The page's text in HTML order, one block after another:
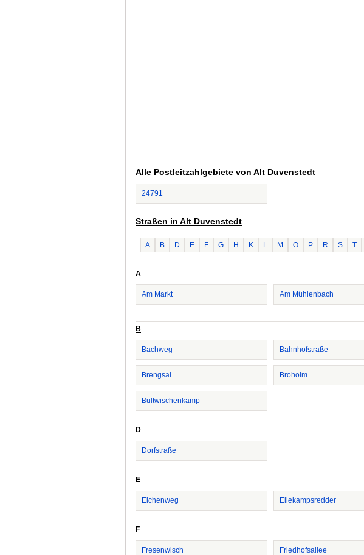
Alle Postleitzahlgebiete von Alt Duvenstedt
24791
Straßen in Alt Duvenstedt
A B D E F G H K L M O P R S T
A
Am Markt Am Mühlenbach
B
Bachweg Bahnhofstraße
Brengsal Broholm
Bultwischenkamp
D
Dorfstraße
E
Eichenweg Ellekampsredder
F
Fresenwisch Friedhofsallee